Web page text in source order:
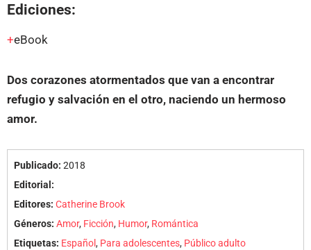
Ediciones:
eBook
Dos corazones atormentados que van a encontrar
refugio y salvación en el otro, naciendo un hermoso
amor.
Publicado: 2018
Editorial:
Editores: Catherine Brook
Géneros: Amor, Ficción, Humor, Romántica
Etiquetas: Español, Para adolescentes, Público adulto